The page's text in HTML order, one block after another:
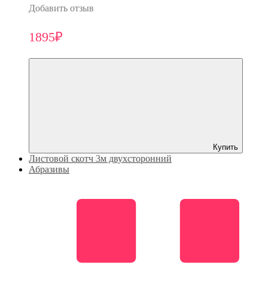
Добавить отзыв
1895₽
Купить
Листовой скотч 3м двухсторонний
Абразивы